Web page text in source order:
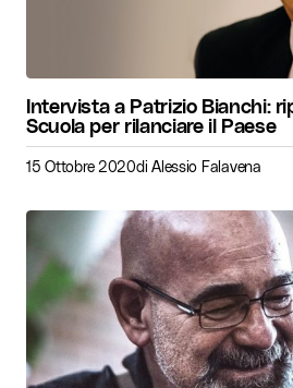
Intervista a Patrizio Bianchi:
Scuola per rilanciare il Paese
15 Ottobre 2020di Alessio Falavena